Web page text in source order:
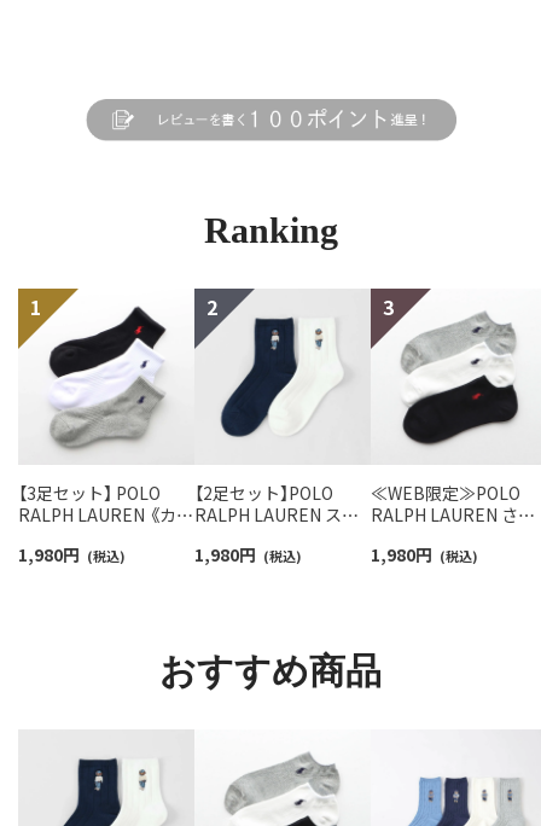
Ranking
【3足セット】 POLO
RALPH LAUREN 《カラ
ンポイントソックス シ
1,980円 (税込)
【2足セット】POLO
RALPH LAUREN スタ
ロベア オーガニックコ
1,980円 (税込)
≪WEB限定≫POLO
RALPH LAUREN さら
スニーカー丈ソックス
1,980円 (税込)
おすすめ商品